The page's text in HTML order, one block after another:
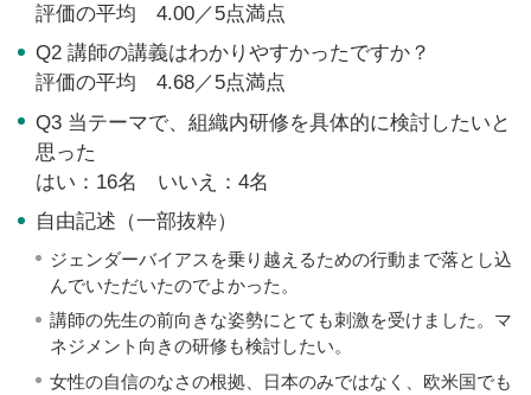
評価の平均 4.00／5点満点
Q2 講師の講義はわかりやすかったですか？
評価の平均 4.68／5点満点
Q3 当テーマで、組織内研修を具体的に検討したいと
思った
はい：16名 いいえ：4名
自由記述（一部抜粋）
ジェンダーバイアスを乗り越えるための行動まで落とし込
んでいただいたのでよかった。
講師の先生の前向きな姿勢にとても刺激を受けました。マ
ネジメント向きの研修も検討したい。
女性の自信のなさの根拠、日本のみではなく、欧米国でも